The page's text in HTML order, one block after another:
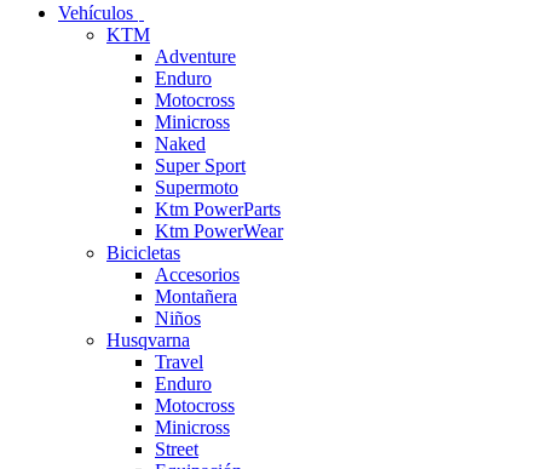
Vehículos
KTM
Adventure
Enduro
Motocross
Minicross
Naked
Super Sport
Supermoto
Ktm PowerParts
Ktm PowerWear
Bicicletas
Accesorios
Montañera
Niños
Husqvarna
Travel
Enduro
Motocross
Minicross
Street